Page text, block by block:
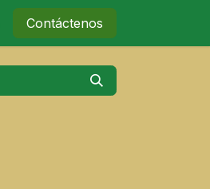
Contáctenos
Contáctenos